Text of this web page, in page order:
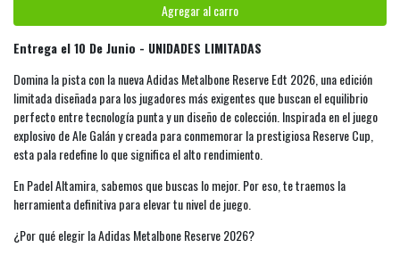
Agregar al carro
Entrega el 10 De Junio - UNIDADES LIMITADAS
Domina la pista con la nueva Adidas Metalbone Reserve Edt 2026, una edición
limitada diseñada para los jugadores más exigentes que buscan el equilibrio
perfecto entre tecnología punta y un diseño de colección. Inspirada en el juego
explosivo de Ale Galán y creada para conmemorar la prestigiosa Reserve Cup,
esta pala redefine lo que significa el alto rendimiento.
En Padel Altamira, sabemos que buscas lo mejor. Por eso, te traemos la
herramienta definitiva para elevar tu nivel de juego.
¿Por qué elegir la Adidas Metalbone Reserve 2026?